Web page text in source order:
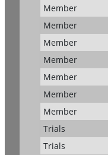
Member
Member
Member
Member
Member
Member
Member
Trials
Trials